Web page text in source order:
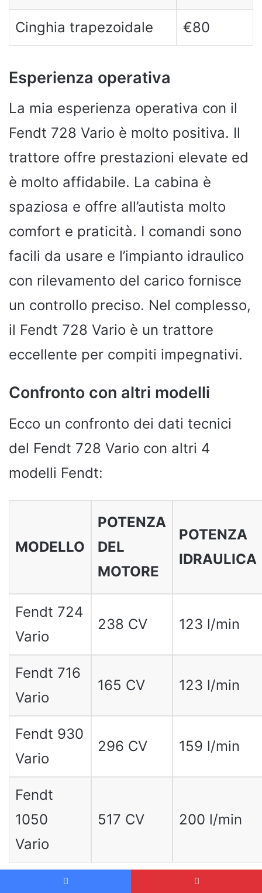
Cinghia trapezoidale €80
Esperienza operativa
La mia esperienza operativa con il
Fendt 728 Vario è molto positiva. Il
trattore offre prestazioni elevate ed
è molto affidabile. La cabina è
spaziosa e offre all’autista molto
comfort e praticità. I comandi sono
facili da usare e l’impianto idraulico
con rilevamento del carico fornisce
un controllo preciso. Nel complesso,
il Fendt 728 Vario è un trattore
eccellente per compiti impegnativi.
Confronto con altri modelli
Ecco un confronto dei dati tecnici
del Fendt 728 Vario con altri 4
modelli Fendt:
MODELLO
POTENZA
DEL
MOTORE
POTENZA
IDRAULICA
Fendt 724
Vario
238 CV 123 l/min
Fendt 716
Vario
165 CV 123 l/min
Fendt 930
Vario
296 CV 159 l/min
Fendt
1050
Vario
517 CV 200 l/min